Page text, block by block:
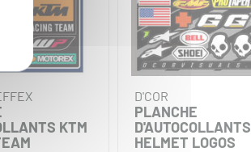
KTM
D'COR
PLANCHE
D'AUTOCOLLANTS
HELMET LOGOS